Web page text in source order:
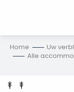
Home Uw
Alle